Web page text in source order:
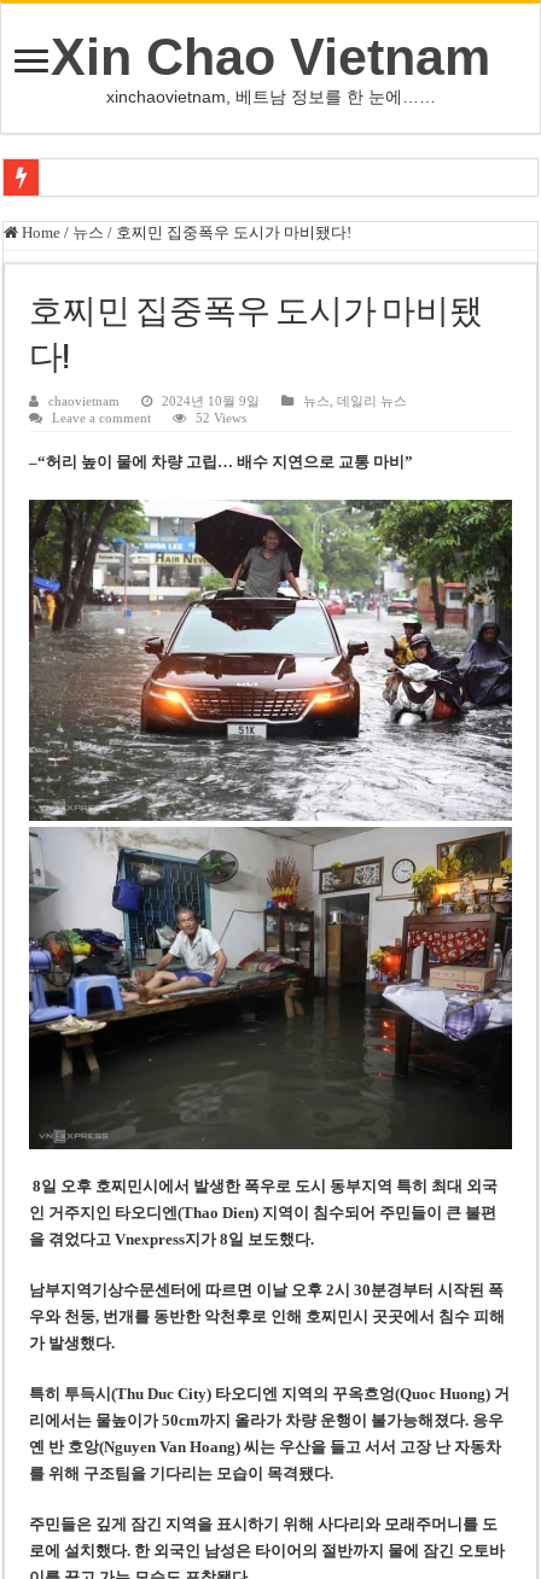
Xin Chao Vietnam
xinchaovietnam, 베트남 정보를 한 눈에……
오덕 목사, 32년 베트남 삶 담은 첫 디카시집 ‘한 컷의 서정’ 출간
베트남 화학·플라스틱 기업 납세 상위 10곳 공개…절반은 국영기업
MWG 대표 “올해 이익 목표 9조2천억동, 2~3개월 조기 달성 자신”
FIFA 인판티노 회장, 유럽 축구계·북미 정치권 불신임 압박 직면
호찌민시, 올해 국경절 연휴 5일 연속 휴무 확정… 8월 29일~9월 2일
우크라이나 전황 1,623일: 키이우, 탄도미사일 요격 실패…드론, 모스크바 집
호찌민 Đá Đỏ 수로 정비 사업, 2026년 말 완공 목표
미 국방부, 육군 참모총장 임명 난항
조세심판원, 배우 유연석 30억 세금 불복 청구 기각
Home / 뉴스 / 호찌민 집중폭우 도시가 마비됐다!
호찌민 집중폭우 도시가 마비됐
다!
chaovietnam 2024년 10월 9일 뉴스 ,데일리 뉴스
Leave a comment
52 Views
–“허리 높이 물에 차량 고립… 배수 지연으로 교통 마비”
8일 오후 호찌민시에서 발생한 폭우로 도시 동부지역 특히 최대 외국
인 거주지인 타오디엔(Thao Dien) 지역이 침수되어 주민들이 큰 불편
을 겪었다고 Vnexpress지가 8일 보도했다.
남부지역기상수문센터에 따르면 이날 오후 2시 30분경부터 시작된 폭
우와 천둥, 번개를 동반한 악천후로 인해 호찌민시 곳곳에서 침수 피해
가 발생했다.
특히 투득시(Thu Duc City) 타오디엔 지역의 꾸옥흐엉(Quoc Huong) 거
리에서는 물높이가 50cm까지 올라가 차량 운행이 불가능해졌다. 응우
옌 반 호앙(Nguyen Van Hoang) 씨는 우산을 들고 서서 고장 난 자동차
를 위해 구조팀을 기다리는 모습이 목격됐다.
주민들은 깊게 잠긴 지역을 표시하기 위해 사다리와 모래주머니를 도
로에 설치했다. 한 외국인 남성은 타이어의 절반까지 물에 잠긴 오토바